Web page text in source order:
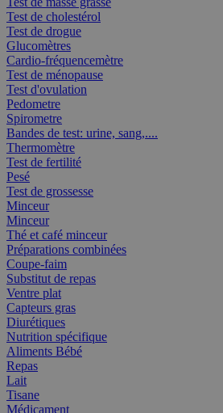
Test de cholestérol
Test de drogue
Glucomètres
Cardio-fréquencemètre
Test de ménopause
Test d'ovulation
Pedometre
Spirometre
Bandes de test: urine, sang,....
Thermomètre
Test de fertilité
Pesé
Test de grossesse
Minceur
Minceur
Thé et café minceur
Préparations combinées
Coupe-faim
Substitut de repas
Ventre plat
Capteurs gras
Diurétiques
Nutrition spécifique
Aliments Bébé
Repas
Lait
Tisane
Médicament